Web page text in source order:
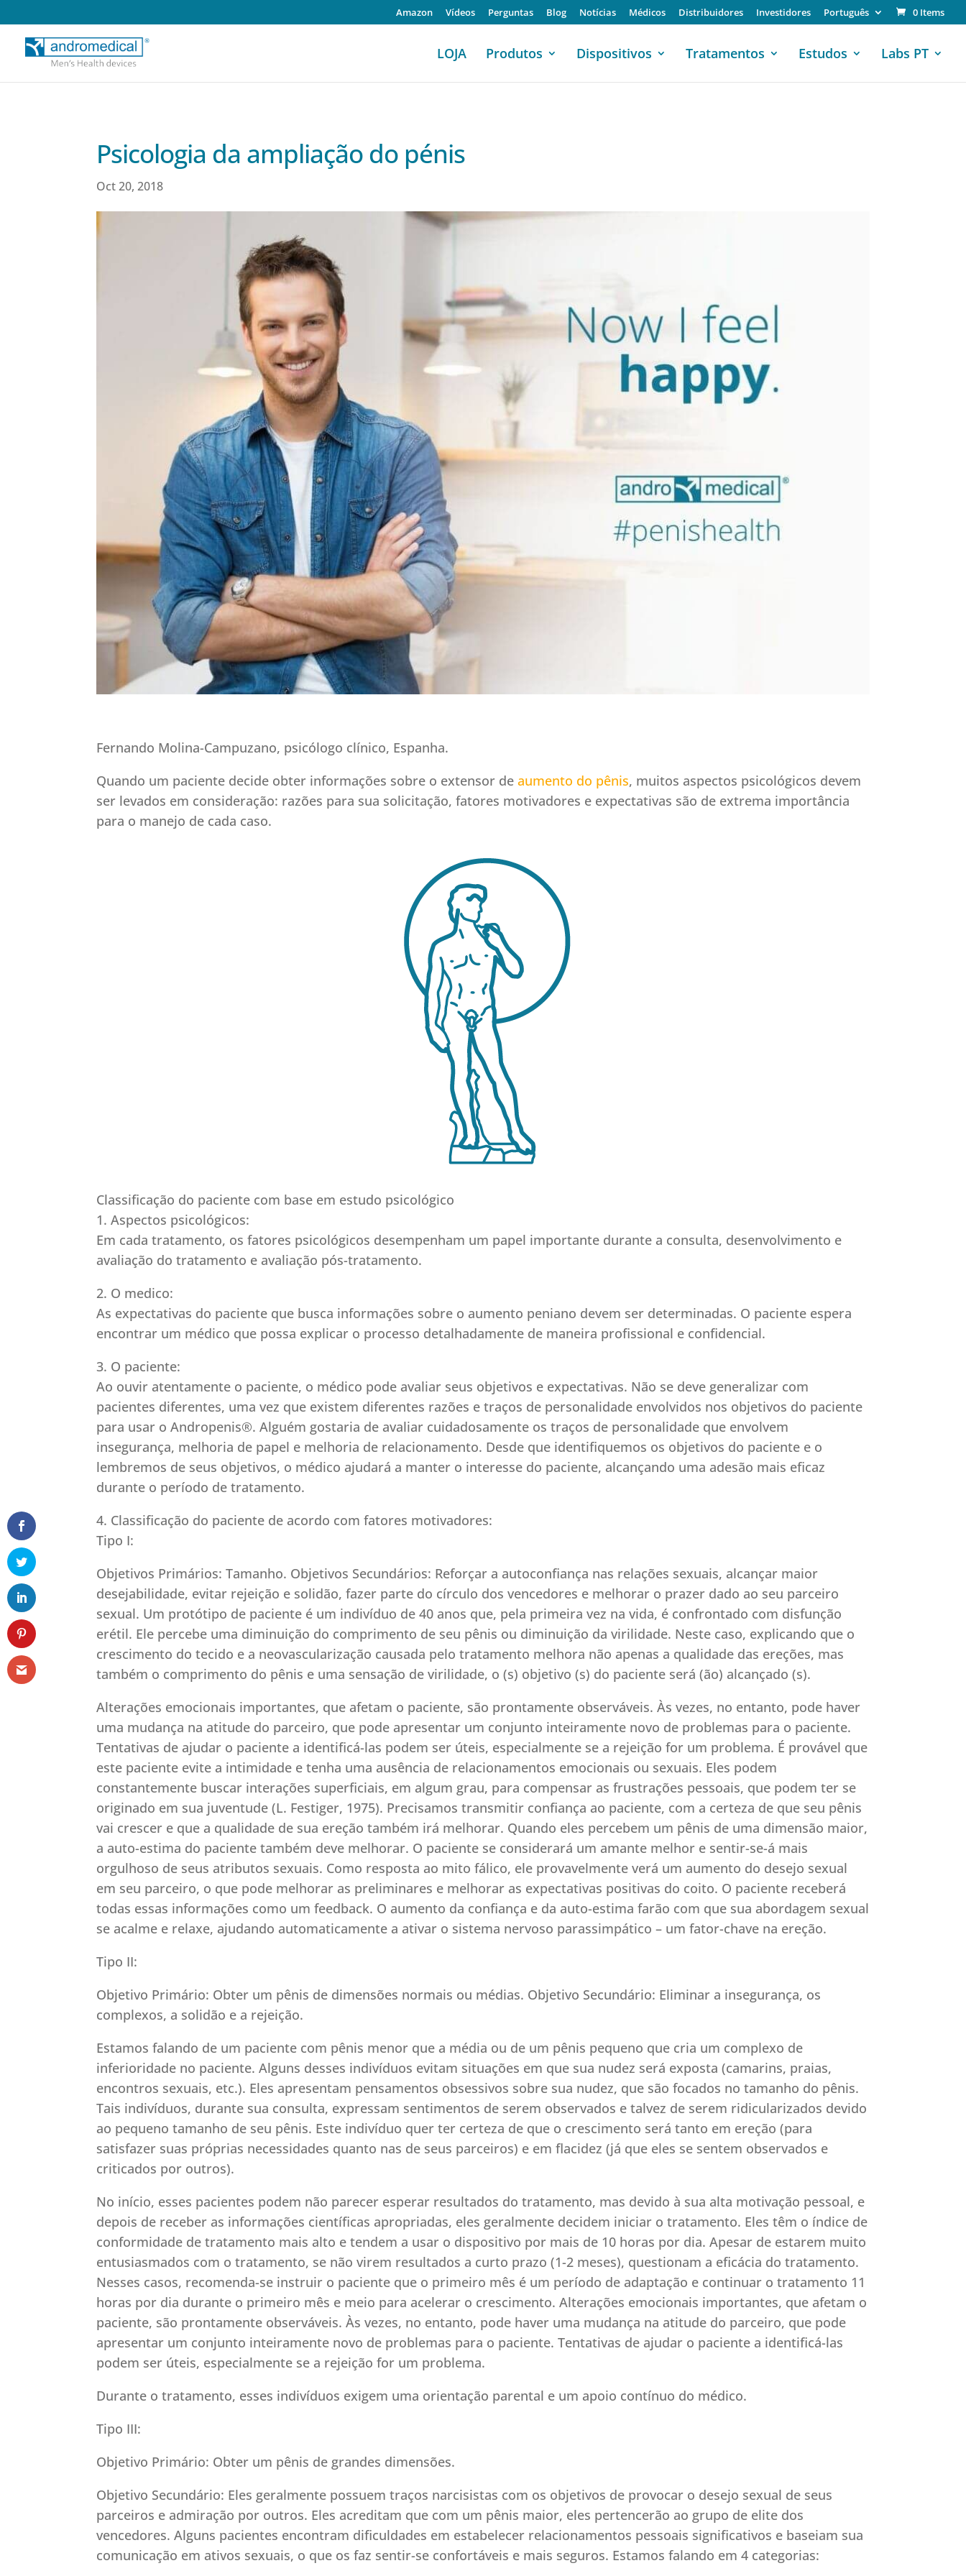
Amazon Vídeos Perguntas Blog Notícias Médicos Distribuidores Investidores Português 0 Items
LOJA Produtos Dispositivos Tratamentos Estudos Labs PT
Psicologia da ampliação do pénis
Oct 20, 2018
Fernando Molina-Campuzano, psicólogo clínico, Espanha.
Quando um paciente decide obter informações sobre o extensor deaumento do pênis, muitos aspectos psicológicos devem
ser levados em consideração: razões para sua solicitação, fatores motivadores e expectativas são de extrema importância
para o manejo de cada caso.
Classificação do paciente com base em estudo psicológico
1. Aspectos psicológicos:
Em cada tratamento, os fatores psicológicos desempenham um papel importante durante a consulta, desenvolvimento e
avaliação do tratamento e avaliação pós-tratamento.
2. O medico:
As expectativas do paciente que busca informações sobre o aumento peniano devem ser determinadas. O paciente espera
encontrar um médico que possa explicar o processo detalhadamente de maneira profissional e confidencial.
3. O paciente:
Ao ouvir atentamente o paciente, o médico pode avaliar seus objetivos e expectativas. Não se deve generalizar com
pacientes diferentes, uma vez que existem diferentes razões e traços de personalidade envolvidos nos objetivos do paciente
para usar o Andropenis®. Alguém gostaria de avaliar cuidadosamente os traços de personalidade que envolvem
insegurança, melhoria de papel e melhoria de relacionamento. Desde que identifiquemos os objetivos do paciente e o
lembremos de seus objetivos, o médico ajudará a manter o interesse do paciente, alcançando uma adesão mais eficaz
durante o período de tratamento.
4. Classificação do paciente de acordo com fatores motivadores:
Tipo I:
Objetivos Primários: Tamanho. Objetivos Secundários: Reforçar a autoconfiança nas relações sexuais, alcançar maior
desejabilidade, evitar rejeição e solidão, fazer parte do círculo dos vencedores e melhorar o prazer dado ao seu parceiro
sexual. Um protótipo de paciente é um indivíduo de 40 anos que, pela primeira vez na vida, é confrontado com disfunção
erétil. Ele percebe uma diminuição do comprimento de seu pênis ou diminuição da virilidade. Neste caso, explicando que o
crescimento do tecido e a neovascularização causada pelo tratamento melhora não apenas a qualidade das ereções, mas
também o comprimento do pênis e uma sensação de virilidade, o (s) objetivo (s) do paciente será (ão) alcançado (s).
Alterações emocionais importantes, que afetam o paciente, são prontamente observáveis. Às vezes, no entanto, pode haver
uma mudança na atitude do parceiro, que pode apresentar um conjunto inteiramente novo de problemas para o paciente.
Tentativas de ajudar o paciente a identificá-las podem ser úteis, especialmente se a rejeição for um problema. É provável que
este paciente evite a intimidade e tenha uma ausência de relacionamentos emocionais ou sexuais. Eles podem
constantemente buscar interações superficiais, em algum grau, para compensar as frustrações pessoais, que podem ter se
originado em sua juventude (L. Festiger, 1975). Precisamos transmitir confiança ao paciente, com a certeza de que seu pênis
vai crescer e que a qualidade de sua ereção também irá melhorar. Quando eles percebem um pênis de uma dimensão maior,
a auto-estima do paciente também deve melhorar. O paciente se considerará um amante melhor e sentir-se-á mais
orgulhoso de seus atributos sexuais. Como resposta ao mito fálico, ele provavelmente verá um aumento do desejo sexual
em seu parceiro, o que pode melhorar as preliminares e melhorar as expectativas positivas do coito. O paciente receberá
todas essas informações como um feedback. O aumento da confiança e da auto-estima farão com que sua abordagem sexual
se acalme e relaxe, ajudando automaticamente a ativar o sistema nervoso parassimpático – um fator-chave na ereção.
Tipo II:
Objetivo Primário: Obter um pênis de dimensões normais ou médias. Objetivo Secundário: Eliminar a insegurança, os
complexos, a solidão e a rejeição.
Estamos falando de um paciente com pênis menor que a média ou de um pênis pequeno que cria um complexo de
inferioridade no paciente. Alguns desses indivíduos evitam situações em que sua nudez será exposta (camarins, praias,
encontros sexuais, etc.). Eles apresentam pensamentos obsessivos sobre sua nudez, que são focados no tamanho do pênis.
Tais indivíduos, durante sua consulta, expressam sentimentos de serem observados e talvez de serem ridicularizados devido
ao pequeno tamanho de seu pênis. Este indivíduo quer ter certeza de que o crescimento será tanto em ereção (para
satisfazer suas próprias necessidades quanto nas de seus parceiros) e em flacidez (já que eles se sentem observados e
criticados por outros).
No início, esses pacientes podem não parecer esperar resultados do tratamento, mas devido à sua alta motivação pessoal, e
depois de receber as informações científicas apropriadas, eles geralmente decidem iniciar o tratamento. Eles têm o índice de
conformidade de tratamento mais alto e tendem a usar o dispositivo por mais de 10 horas por dia. Apesar de estarem muito
entusiasmados com o tratamento, se não virem resultados a curto prazo (1-2 meses), questionam a eficácia do tratamento.
Nesses casos, recomenda-se instruir o paciente que o primeiro mês é um período de adaptação e continuar o tratamento 11
horas por dia durante o primeiro mês e meio para acelerar o crescimento. Alterações emocionais importantes, que afetam o
paciente, são prontamente observáveis. Às vezes, no entanto, pode haver uma mudança na atitude do parceiro, que pode
apresentar um conjunto inteiramente novo de problemas para o paciente. Tentativas de ajudar o paciente a identificá-las
podem ser úteis, especialmente se a rejeição for um problema.
Durante o tratamento, esses indivíduos exigem uma orientação parental e um apoio contínuo do médico.
Tipo III:
Objetivo Primário: Obter um pênis de grandes dimensões.
Objetivo Secundário: Eles geralmente possuem traços narcisistas com os objetivos de provocar o desejo sexual de seus
parceiros e admiração por outros. Eles acreditam que com um pênis maior, eles pertencerão ao grupo de elite dos
vencedores. Alguns pacientes encontram dificuldades em estabelecer relacionamentos pessoais significativos e baseiam sua
comunicação em ativos sexuais, o que os faz sentir-se confortáveis ​​e mais seguros. Estamos falando em 4 categorias: